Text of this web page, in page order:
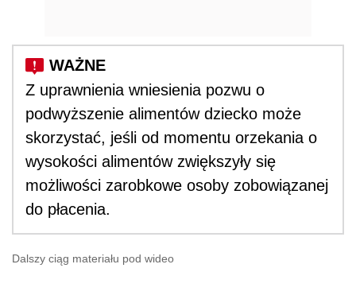
Z uprawnienia wniesienia pozwu o
podwyższenie alimentów dziecko może
skorzystać, jeśli od momentu orzekania o
wysokości alimentów zwiększyły się
możliwości zarobkowe osoby zobowiązanej
do płacenia.
Dalszy ciąg materiału pod wideo